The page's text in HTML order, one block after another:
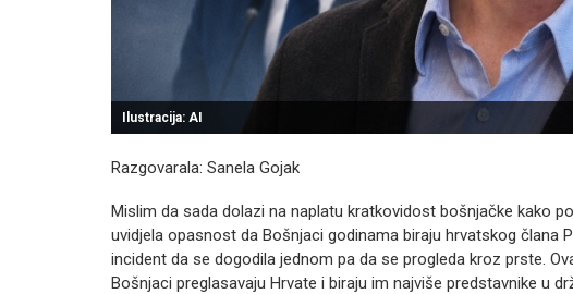
Ilustracija: AI
Razgovarala: Sanela Gojak
Mislim da sada dolazi na naplatu kratkovidost bošnjačke kako
uvidjela opasnost da Bošnjaci godinama biraju hrvatskog člana
incident da se dogodila jednom pa da se progleda kroz prste.
Bošnjaci preglasavaju Hrvate i biraju im najviše predstavnike u